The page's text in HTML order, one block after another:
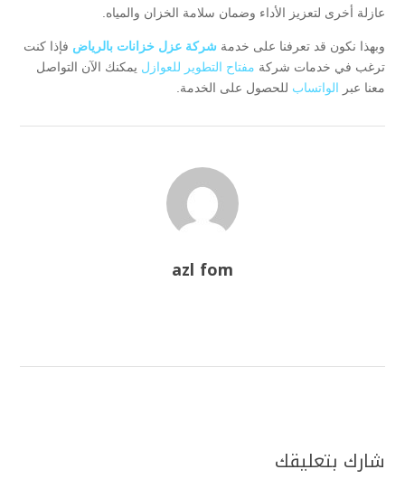
عازلة أخرى لتعزيز الأداء وضمان سلامة الخزان والمياه.
وبهذا نكون قد تعرفنا على خدمة شركة عزل خزانات بالرياض فإذا كنت
ترغب في خدمات شركة مفتاح التطوير للعوازل يمكنك الآن التواصل
معنا عبر الواتساب للحصول على الخدمة.
azl fom
شارك بتعليقك